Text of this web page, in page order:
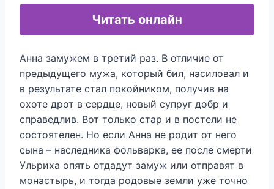
Читать онлайн
Анна замужем в третий раз. В отличие от
предыдущего мужа, который бил, насиловал и
в результате стал покойником, получив на
охоте дрот в сердце, новый супруг добр и
справедлив. Вот только стар и в постели не
состоятелен. Но если Анна не родит от него
сына – наследника фольварка, ее после смерти
Ульриха опять отдадут замуж или отправят в
монастырь, и тогда родовые земли уже точно